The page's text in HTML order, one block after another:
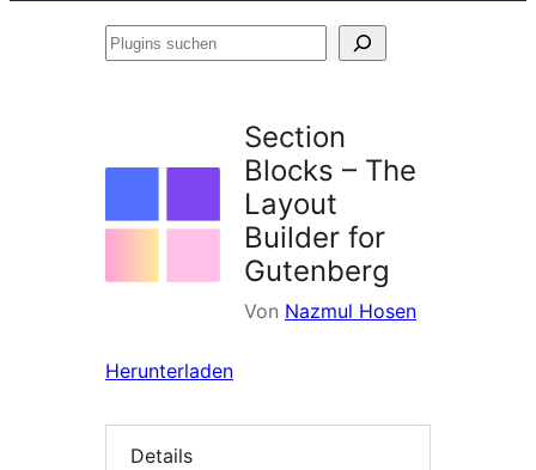
Plugins
Section
Blocks – The
Layout
Builder for
Gutenberg
Von Nazmul Hosen
Herunterladen
Details